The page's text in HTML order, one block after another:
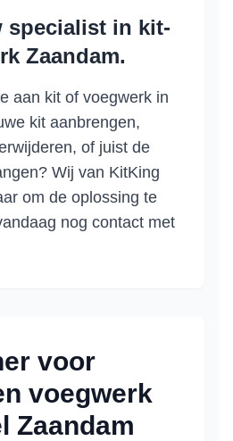
specialist in kit-
Zaandam.
aan kit of voegwerk in
kit aanbrengen,
of juist de
Wij van KitKing
om de oplossing te
nog contact met
voor
voegwerk
Zaandam